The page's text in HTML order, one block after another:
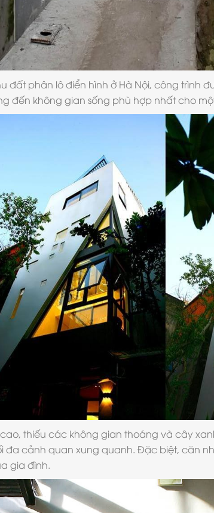
phân lô điển hình ở Hà Nội, công trình
đến không gian sống phù hợp nhất cho
thiếu các không gian thoáng và cây
đa cảnh quan xung quanh. Đặc biệt, căn
gia đình.